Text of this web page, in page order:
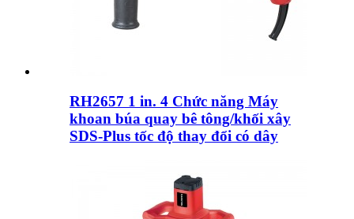
RH2657 1 in. 4 Chức năng Máy
khoan búa quay bê tông/khối xây
SDS-Plus tốc độ thay đổi có dây